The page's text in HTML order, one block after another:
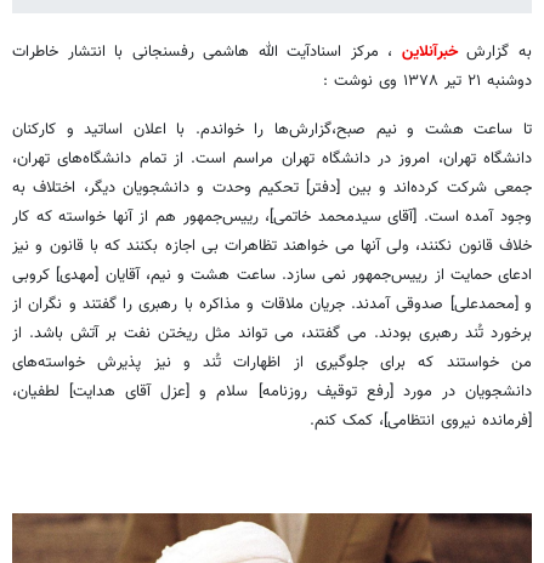
به گزارشخبرآنلاین ، مرکز اسنادآیت الله هاشمی رفسنجانی با انتشار خاطرات
دوشنبه ۲۱ تیر ۱۳۷۸ وی نوشت :
تا ساعت هشت و نیم صبح،گزارش‌ها را خواندم. با اعلان اساتید و کارکنان
دانشگاه تهران، امروز در دانشگاه تهران مراسم است. از تمام دانشگاه‌های تهران،
جمعی شرکت کرده‌اند و بین [دفتر] تحکیم وحدت و دانشجویان دیگر، اختلاف به
وجود آمده است. [آقای سیدمحمد خاتمی]، رییس‌جمهور هم از آنها خواسته که کار
خلاف قانون نکنند، ولی آنها می خواهند تظاهرات بی اجازه بکنند که با قانون و نیز
ادعای حمایت از رییس‌جمهور نمی سازد. ساعت هشت و نیم، آقایان [مهدی] کروبی
و [محمدعلی] صدوقی آمدند. جریان ملاقات و مذاکره با رهبری را گفتند و نگران از
برخورد تُند رهبری بودند. می گفتند، می تواند مثل ریختن نفت بر آتش باشد. از
من خواستند که برای جلوگیری از اظهارات تُند و نیز پذیرش خواسته‌های
دانشجویان در مورد [رفع توقیف روزنامه] سلام و [عزل آقای هدایت] لطفیان،
[فرمانده نیروی انتظامی]، کمک کنم.